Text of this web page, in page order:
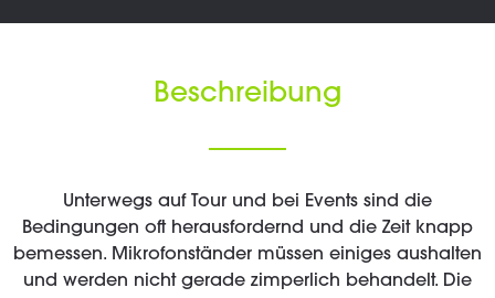
Beschreibung
Unterwegs auf Tour und bei Events sind die
Bedingungen oft herausfordernd und die Zeit knapp
bemessen. Mikrofonständer müssen einiges aushalten
und werden nicht gerade zimperlich behandelt. Die